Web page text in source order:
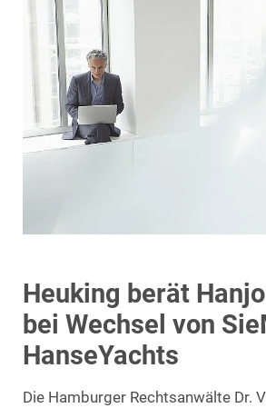
Heuking berät
bei Wechsel von
HanseYachts
Die Hamburger Rechtsanwälte Dr.